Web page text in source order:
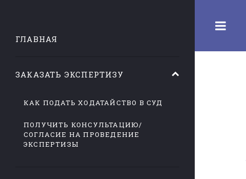
ГЛАВНАЯ
ЗАКАЗАТЬ ЭКСПЕРТИЗУ
КАК ПОДАТЬ ХОДАТАЙСТВО В СУД
ПОЛУЧИТЬ КОНСУЛЬТАЦИЮ/
СОГЛАСИЕ НА ПРОВЕДЕНИЕ
ЭКСПЕРТИЗЫ